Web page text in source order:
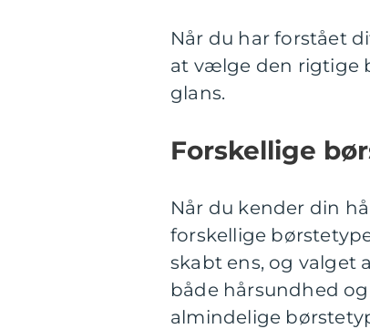
Når du har forstået
at vælge den rigtige
glans.
Forskellige
Når du kender din
forskellige
skabt ens, og valget
både hårsundhed
almindelige